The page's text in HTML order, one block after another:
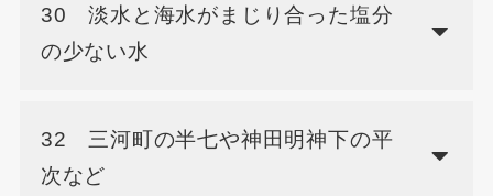
30 淡水と海水がまじり合った塩分
の少ない水
32 三河町の半七や神田明神下の平
次など